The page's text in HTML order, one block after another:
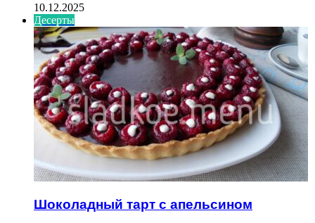
10.12.2025
Десерты
Шоколадный тарт с апельсином